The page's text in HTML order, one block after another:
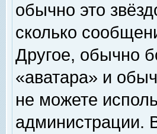
обычно это
сколько
Другое, обычно
«аватара» и
не можете
администрации.